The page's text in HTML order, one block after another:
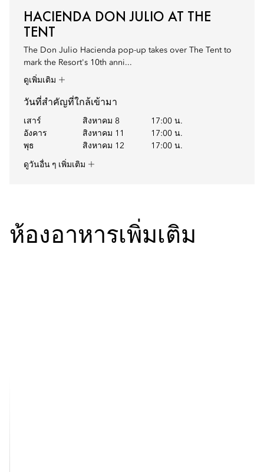
HACIENDA DON JULIO AT THE
TENT
The Don Julio Hacienda pop-up takes over The Tent to
mark the Resort's 10th anni...
ดูเพิ่มเติม
วันที่สำคัญที่ใกล้เข้ามา
เสาร์ สิงหาคม 8
17:00 น.
อังคาร
สิงหาคม 11
17:00 น.
พุธ
สิงหาคม 12 17:00 น.
ดูวันอื่น ๆ เพิ่มเติม
ห้องอาหารเพิ่มเติม